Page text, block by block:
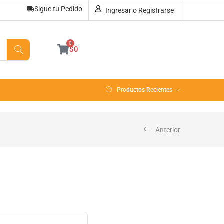
Sigue tu Pedido Ingresar o Registrarse
$0
0
Productos Recientes
Anterior